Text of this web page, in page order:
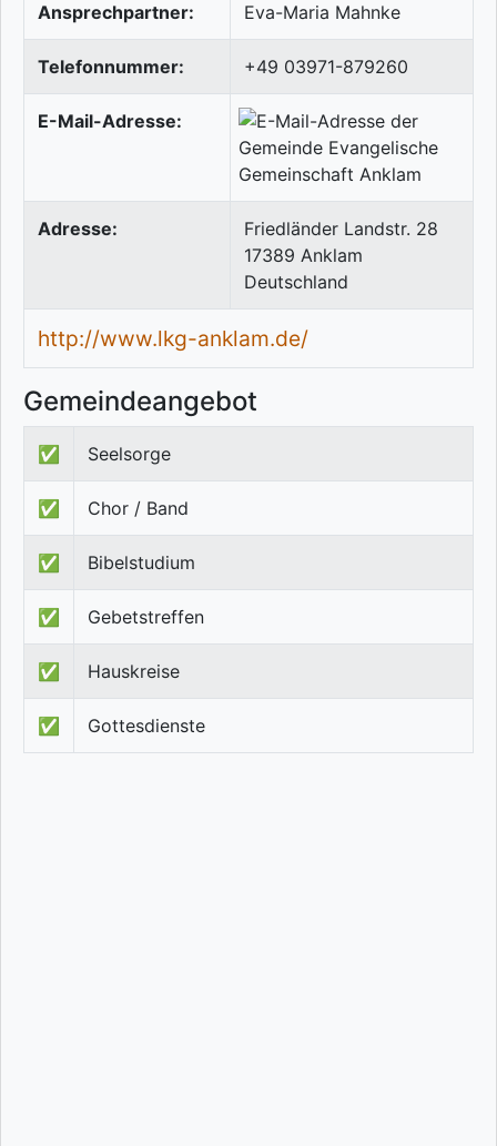
Ansprechpartner: Eva-Maria Mahnke
Telefonnummer: +49 03971-879260
E-Mail-Adresse:
Adresse:
Friedländer Landstr. 28
17389 Anklam
Deutschland
http://www.lkg-anklam.de/
Gemeindeangebot
✅ Seelsorge
✅ Chor / Band
✅ Bibelstudium
✅ Gebetstreffen
✅ Hauskreise
✅ Gottesdienste